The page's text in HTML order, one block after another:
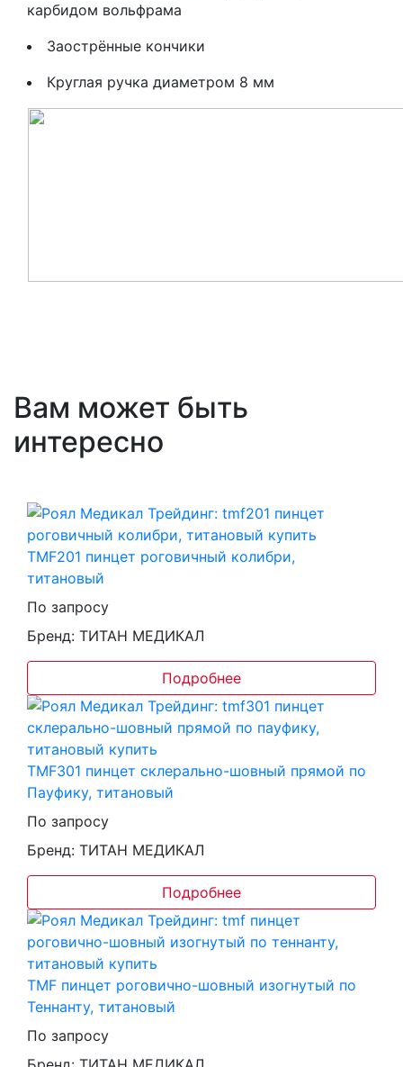
карбидом вольфрама
Заострённые кончики
Круглая ручка диаметром 8 мм
Вам может быть
интересно
TMF201 пинцет роговичный колибри,
титановый
По запросу
Бренд: ТИТАН МЕДИКАЛ
Подробнее
TMF301 пинцет склерально-шовный прямой по
Пауфику, титановый
По запросу
Бренд: ТИТАН МЕДИКАЛ
Подробнее
TMF пинцет роговично-шовный изогнутый по
Теннанту, титановый
По запросу